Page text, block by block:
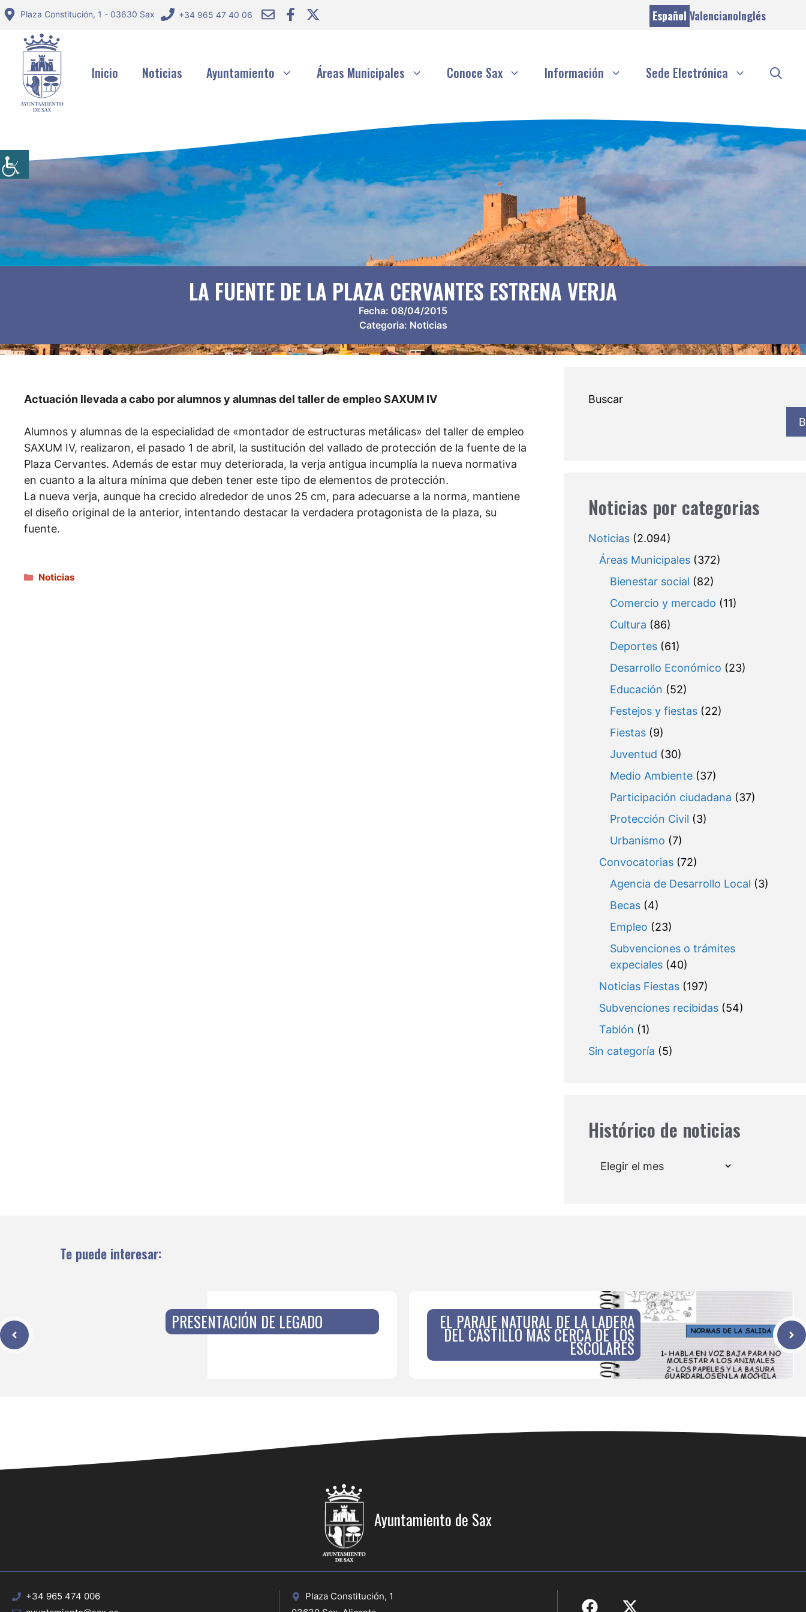
Saltar
contenido
Plaza Constitución, 1 - 03630 Sax +34 965 47 40 06 Español ValencianoInglés
Inicio Noticias Ayuntamiento Áreas Municipales Conoce Sax Información Sede Electrónica
LA FUENTE DE LA PLAZA CERVANTES ESTRENA VERJA
Fecha: 08/04/2015
Categoria: Noticias
Actuación llevada a cabo por alumnos y alumnas del taller de empleo SAXUM IV
Alumnos y alumnas de la especialidad de «montador de estructuras metálicas» del taller de empleo
SAXUM IV, realizaron, el pasado 1 de abril, la sustitución del vallado de protección de la fuente de la
Plaza Cervantes. Además de estar muy deteriorada, la verja antigua incumplía la nueva normativa
en cuanto a la altura mínima que deben tener este tipo de elementos de protección.
La nueva verja, aunque ha crecido alrededor de unos 25 cm, para adecuarse a la norma, mantiene
el diseño original de la anterior, intentando destacar la verdadera protagonista de la plaza, su
fuente.
Categorías
Noticias
Buscar
Noticias por categorias
Noticias(2.094)
Áreas Municipales(372)
Bienestar social (82)
Comercio y mercado (11)
Cultura (86)
Deportes(61)
Desarrollo Económico (23)
Educación (52)
Festejos y fiestas(22)
Fiestas(9)
Juventud (30)
Medio Ambiente(37)
Participación ciudadana (37)
Protección Civil (3)
Urbanismo (7)
Convocatorias(72)
Agencia de Desarrollo Local (3)
Becas(4)
Empleo (23)
Subvenciones o trámites
expeciales(40)
Noticias Fiestas(197)
Subvenciones recibidas(54)
Tablón (1)
Sin categoría (5)
Histórico de noticias
Archivos
Te puede interesar:
PRESENTACIÓN DE LEGADO EL PARAJE NATURAL DE LA LADERA
DEL CASTILLO MÁS CERCA DE LOS
ESCOLARES
Ayuntamiento de Sax
+34 965 474 006
Plaza Constitución, 1